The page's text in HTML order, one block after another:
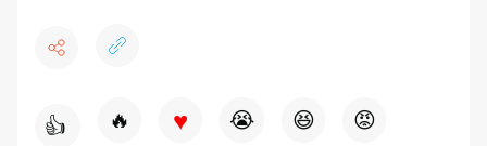
👍 🔥 ♥ 😭 😆 😡